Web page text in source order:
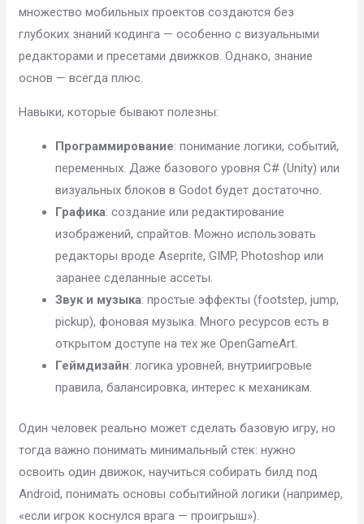
множество мобильных проектов создаются без
глубоких знаний кодинга — особенно с визуальными
редакторами и пресетами движков. Однако, знание
основ — всегда плюс.
Навыки, которые бывают полезны:
Программирование: понимание логики, событий,
переменных. Даже базового уровня C# (Unity) или
визуальных блоков в Godot будет достаточно.
Графика: создание или редактирование
изображений, спрайтов. Можно использовать
редакторы вроде Aseprite, GIMP, Photoshop или
заранее сделанные ассеты.
Звук и музыка: простые эффекты (footstep, jump,
pickup), фоновая музыка. Много ресурсов есть в
открытом доступе на тех же OpenGameArt.
Геймдизайн: логика уровней, внутриигровые
правила, балансировка, интерес к механикам.
Один человек реально может сделать базовую игру, но
тогда важно понимать минимальный стек: нужно
освоить один движок, научиться собирать билд под
Android, понимать основы событийной логики (например,
«если игрок коснулся врага — проигрыш»).